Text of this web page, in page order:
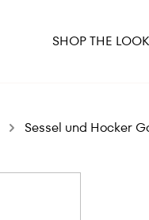
SHOP THE LOOK
Sessel und Hocker